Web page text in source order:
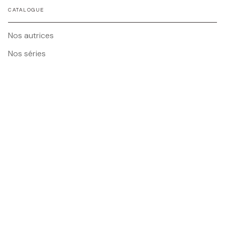
CATALOGUE
Nos autrices
Nos séries